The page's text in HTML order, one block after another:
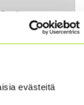
evästeitä
to AI
it was